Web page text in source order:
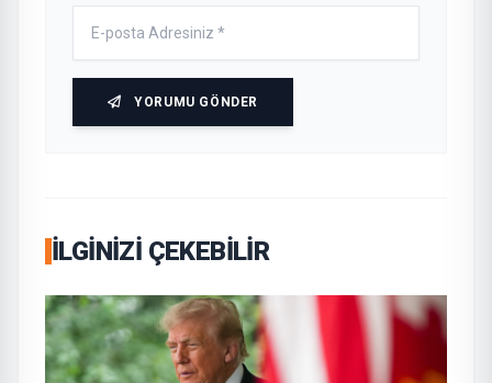
YORUMU GÖNDER
İLGINIZI ÇEKEBILIR